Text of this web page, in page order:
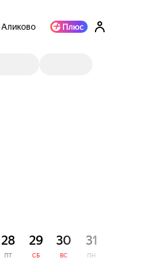
Аликово
28
ПТ
29
СБ
30
ВС
31
ПН